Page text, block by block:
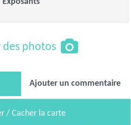
photos
Ajouter un commentaire
/ Cacher la carte